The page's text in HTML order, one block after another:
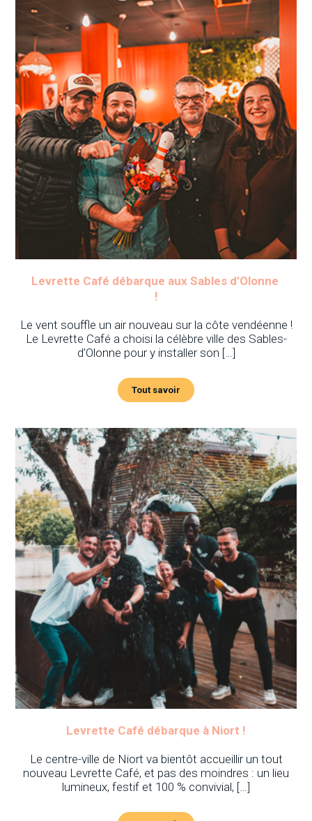
Levrette Café débarque aux Sables d’Olonne
!
Le vent souffle un air nouveau sur la côte vendéenne !
Le Levrette Café a choisi la célèbre ville des Sables-
d’Olonne pour y installer son […]
Tout savoir
Levrette Café débarque à Niort !
Le centre-ville de Niort va bientôt accueillir un tout
nouveau Levrette Café, et pas des moindres : un lieu
lumineux, festif et 100 % convivial, […]